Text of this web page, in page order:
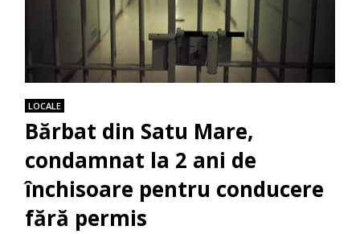
LOCALE
Bărbat din Satu Mare,
condamnat la 2 ani de
închisoare pentru conducere
fără permis